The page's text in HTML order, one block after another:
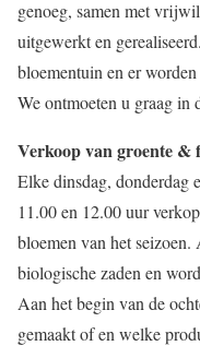
genoeg, samen met
uitgewerkt en
bloementuin en er
We ontmoeten u graag in
Verkoop van groente &
Elke dinsdag, donderdag
11.00 en 12.00 uur
bloemen van het
biologische zaden en
Aan het begin van de
gemaakt of en welke